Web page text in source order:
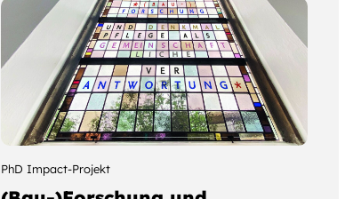
PhD Impact-Projekt